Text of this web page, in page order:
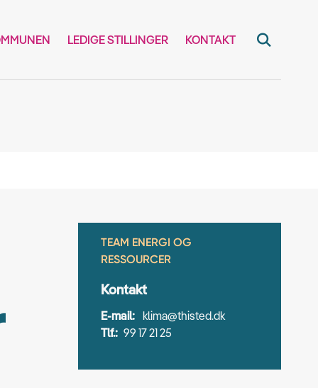
LEDIGE STILLINGER KONTAKT
TEAM ENERGI OG
RESSOURCER
Kontakt
E-mail: klima@thisted.dk
Tlf.: 99 17 21 25